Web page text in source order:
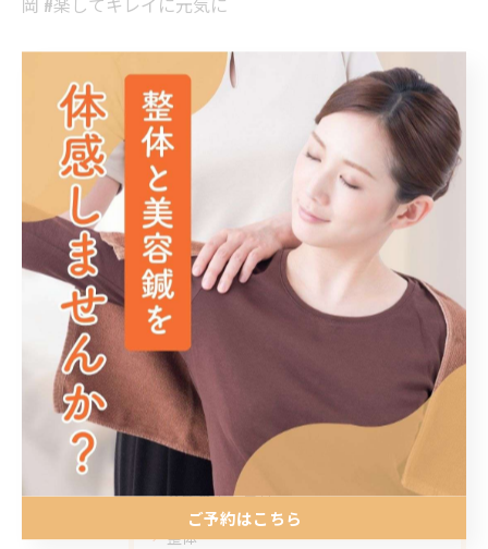
< 前のページ 次のページ >
関連タグ
#大野城市
カテゴリー
全てのカテゴリー
整体
ご予約はこちら